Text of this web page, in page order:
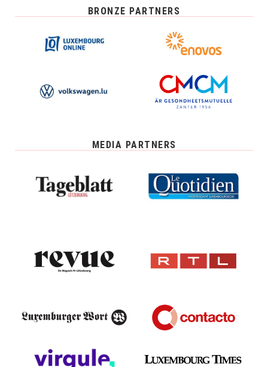
BRONZE PARTNERS
MEDIA PARTNERS